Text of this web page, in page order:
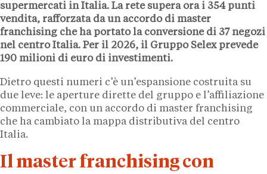
supermercati in Italia. La rete supera ora i 354 punti
vendita, rafforzata da un accordo di master
franchising che ha portato la conversione di 37 negozi
nel centro Italia. Per il 2026, il Gruppo Selex prevede
190 milioni di eurodi investimenti.
Dietro questi numeri c’è un’espansione costruita su
due leve: le aperture dirette del gruppo e l’affiliazione
commerciale, con un accordo di master franchising
che ha cambiato la mappa distributiva del centro
Italia.
Il master franchising con